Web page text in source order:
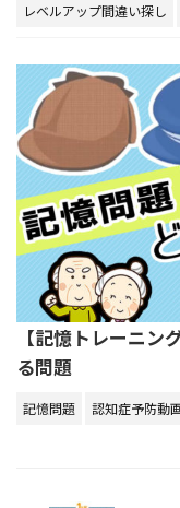
レベルアップ間違い探し
【記憶トレーニ
る問題
記憶問題 認知症予防動